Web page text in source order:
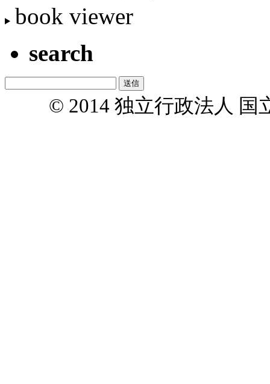
book viewer
search
© 2014 独立行政法人 国